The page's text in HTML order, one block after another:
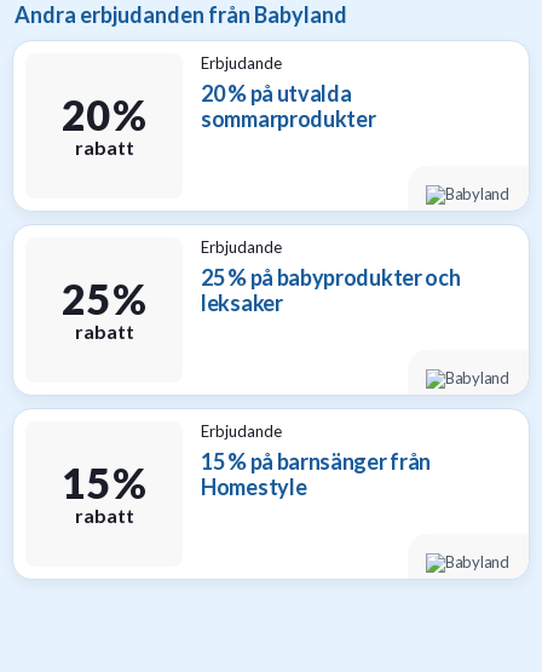
Andra erbjudanden från Babyland
20 %
rabatt
Erbjudande
20 % på utvalda
sommarprodukter
25 %
rabatt
Erbjudande
25 % på babyprodukter och
leksaker
15 %
rabatt
Erbjudande
15 % på barnsänger från
Homestyle